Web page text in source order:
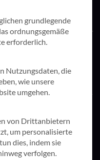
mit unseren Partnern
Wolf, Soluzione und
Ettlingen eingeladen.
mitten im
der Nachmittag ganz
Intelligenz und
KI ist längst nicht mehr
Rolle von IT in
unserer Partner
Anwendungsfälle,
Ansätze. Vom
bis hin zur
für die eine
grundlegende
ordnungsgemäße
erforderlich.
Nutzungsdaten, die
wie unsere
umgehen.
von Drittanbietern
um personalisierte
dies, indem sie
verfolgen.